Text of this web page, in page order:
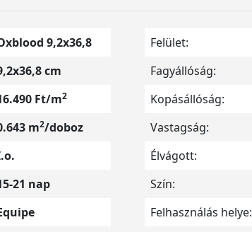
9,2x36,8
cm
Ft/m2
m2/doboz
21 nap
Felület:
Fagyállóság:
Kopásállóság:
Vastagság:
Élvágott:
Szín:
Felhasználás helye: